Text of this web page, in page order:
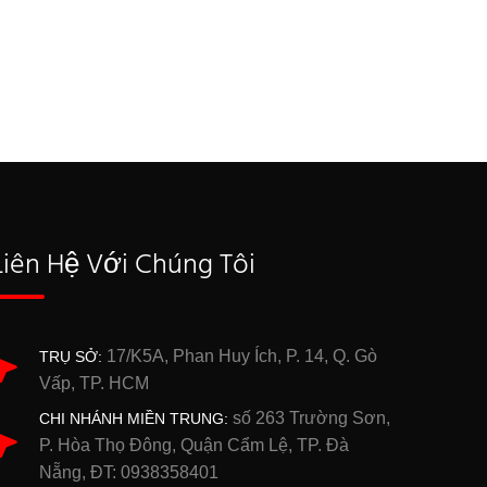
Hệ Với Chúng Tôi
TRỤ SỞ: 17/K5A, Phan Huy Ích, P. 14, Q. Gò
Vấp, TP. HCM
CHI NHÁNH MIỀN TRUNG: số 263 Trường Sơn,
P. Hòa Thọ Đông, Quận Cẩm Lệ, TP. Đà
Nẵng, ĐT: 0938358401